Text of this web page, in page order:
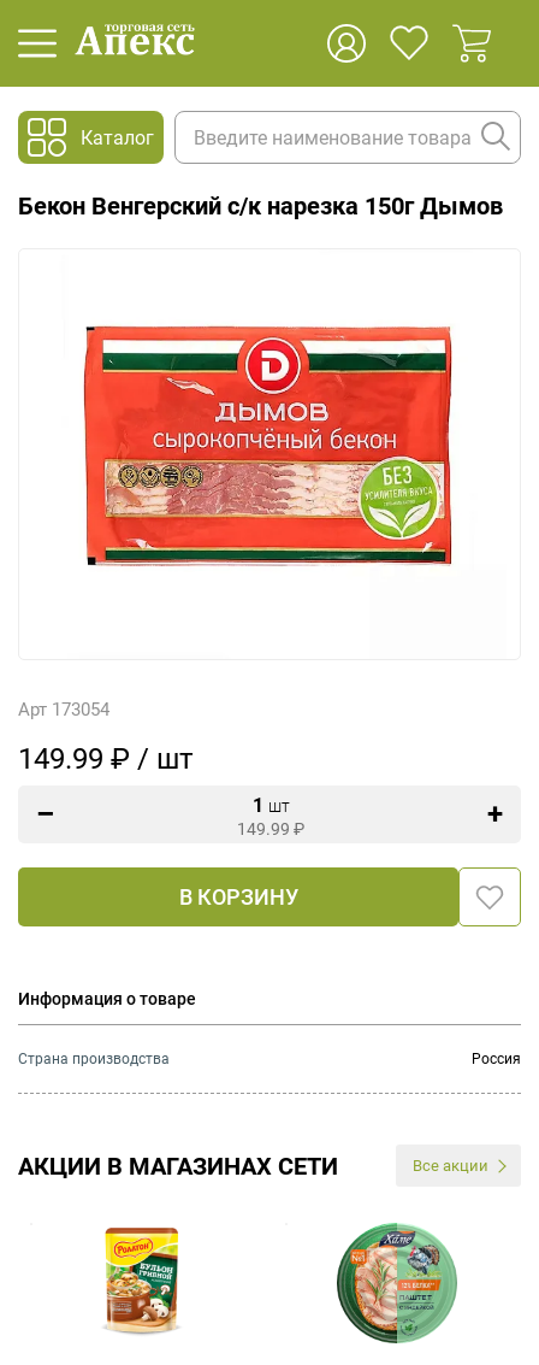
Каталог
Бекон Венгерский с/к нарезка 150г Дымов
Арт 173054
149.99 ₽ / шт
1 шт
149.99 ₽
В КОРЗИНУ
Информация о товаре
Страна производства Россия
АКЦИИ В МАГАЗИНАХ СЕТИ Все акции